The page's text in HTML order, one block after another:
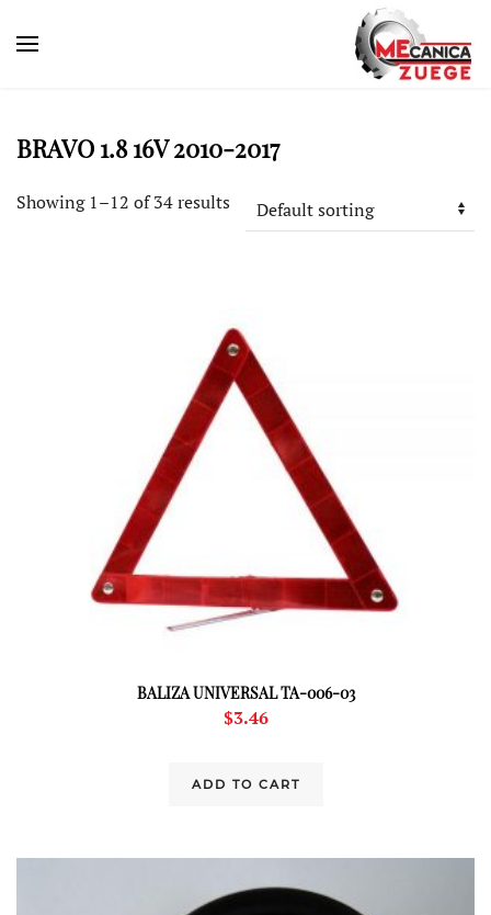
BRAVO 1.8 16V 2010-2017
Showing 1–12 of 34 results
BALIZA UNIVERSAL TA-006-03
$3.46
ADD TO CART